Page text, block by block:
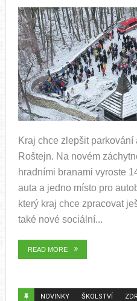
Kraj chce zlepšit
Roštejn. Na novém
hradními branami vyroste
auta a jedno místo pro
který kraj chce zpracovat
také nové sociální...
READ MORE
NOVINKY ŠKOLSTVÍ